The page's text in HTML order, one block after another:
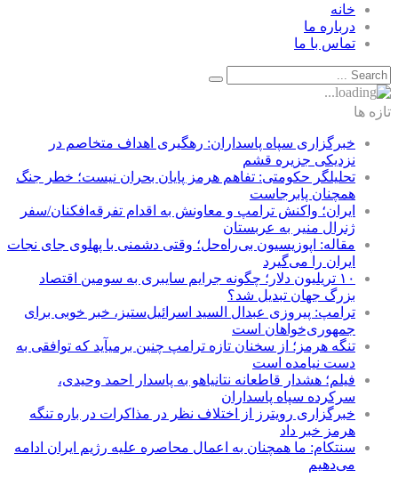
خانه
درباره ما
تماس با ما
تازه ها
خبرگزاری سپاه پاسداران: رهگیری اهداف متخاصم در
نزدیکی جزیره قشم
تحلیلگر حکومتی: تفاهم هرمز پایان بحران نیست؛ خطر جنگ
همچنان پابرجاست
ایران؛ واکنش ترامپ و معاونش به اقدام تفرقه‌افکنان/سفر
ژنرال منیر به عربستان
مقاله: اپوزیسیون بی‌راه‌حل؛ وقتی دشمنی با پهلوی جای نجات
ایران را می‌گیرد
۱۰ تریلیون دلار؛ چگونه جرایم سایبری به سومین اقتصاد
بزرگ جهان تبدیل شد؟
ترامپ: پیروزی عبدال السید اسرائیل‌ستیز، خبر خوبی برای
جمهوری‌خواهان است
تنگه هرمز؛ از سخنان تازه ترامپ چنین برمیآید که توافقی به
دست نیامده است
فیلم؛ هشدار قاطعانه نتانیاهو به پاسدار احمد وحیدی،
سرکرده سپاه پاسداران
خبرگزاری رویترز از اختلاف نظر در مذاکرات در باره تنگه
هرمز خبر داد
سنتکام: ما همچنان به اعمال محاصره علیه رژیم ایران ادامه
می‌دهیم